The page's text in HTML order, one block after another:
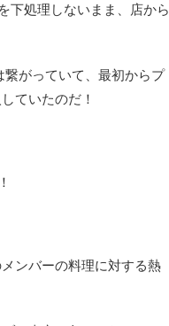
下処理しないまま、店から
がっていて、最初からプ
ていたのだ！
ンバーの料理に対する熱